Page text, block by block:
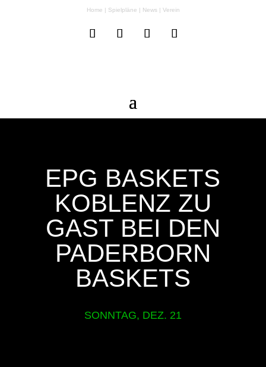
Home | Spielpläne | News| Verein
EPG BASKETS
KOBLENZ ZU
GAST BEI DEN
PADERBORN
BASKETS
SONNTAG, DEZ. 21